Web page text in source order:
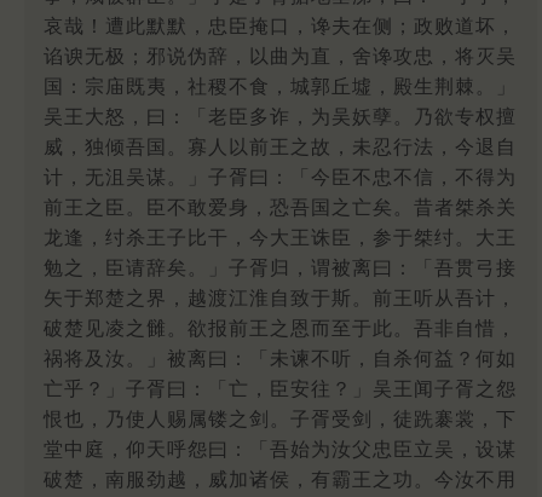
哀哉！遭此默默，忠臣掩口，谗夫在侧；政败道坏，
谄谀无极；邪说伪辞，以曲为直，舍谗攻忠，将灭吴
国：宗庙既夷，社稷不食，城郭丘墟，殿生荆棘。」
吴王大怒，曰：「老臣多诈，为吴妖孽。乃欲专权擅
威，独倾吾国。寡人以前王之故，未忍行法，今退自
计，无沮吴谋。」子胥曰：「今臣不忠不信，不得为
前王之臣。臣不敢爱身，恐吾国之亡矣。昔者桀杀关
龙逢，纣杀王子比干，今大王诛臣，参于桀纣。大王
勉之，臣请辞矣。」子胥归，谓被离曰：「吾贯弓接
矢于郑楚之界，越渡江淮自致于斯。前王听从吾计，
破楚见凌之雠。欲报前王之恩而至于此。吾非自惜，
祸将及汝。」被离曰：「未谏不听，自杀何益？何如
亡乎？」子胥曰：「亡，臣安往？」吴王闻子胥之怨
恨也，乃使人赐属镂之剑。子胥受剑，徒跣褰裳，下
堂中庭，仰天呼怨曰：「吾始为汝父忠臣立吴，设谋
破楚，南服劲越，威加诸侯，有霸王之功。今汝不用